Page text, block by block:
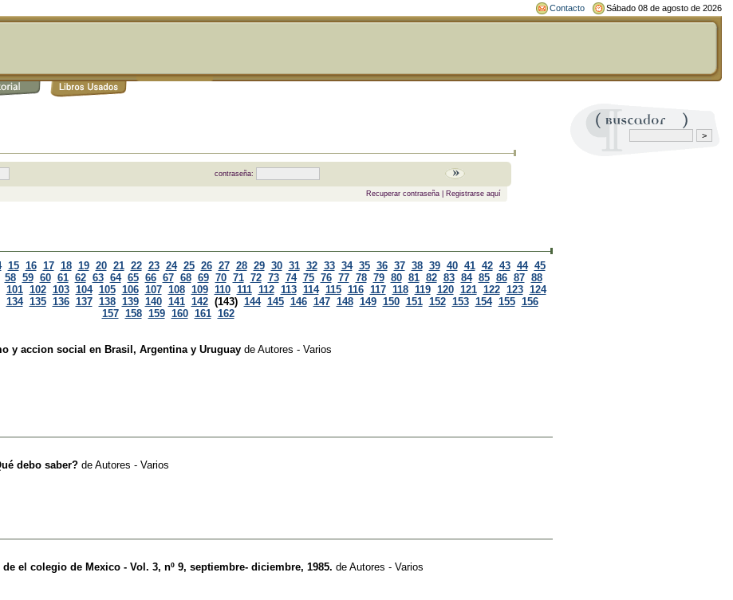
Contacto Sábado 08 de agosto de 2026
contraseña:
Recuperar contraseña| Registrarse aquí
15 16 17 18 19 20 21 22 23 24 25 26 27 28 29 30 31 32 33 34 35 36 37 38 39 40 41 42 43 44 45
58 59 60 61 62 63 64 65 66 67 68 69 70 71 72 73 74 75 76 77 78 79 80 81 82 83 84 85 86 87 88
101 102 103 104 105 106 107 108 109 110 111 112 113 114 115 116 117 118 119 120 121 122 123 124
134 135 136 137 138 139 140 141 142 (143) 144 145 146 147 148 149 150 151 152 153 154 155 156
157 158 159 160 161 162
y accion social en Brasil, Argentina y Uruguay de Autores - Varios
debo saber? de Autores - Varios
el colegio de Mexico - Vol. 3, nº 9, septiembre- diciembre, 1985. de Autores - Varios